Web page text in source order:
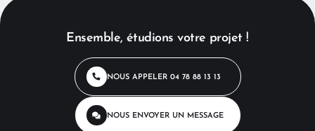
Ensemble, étudions votre projet !
NOUS APPELER04 78 88 13 13
NOUS ENVOYERUN MESSAGE